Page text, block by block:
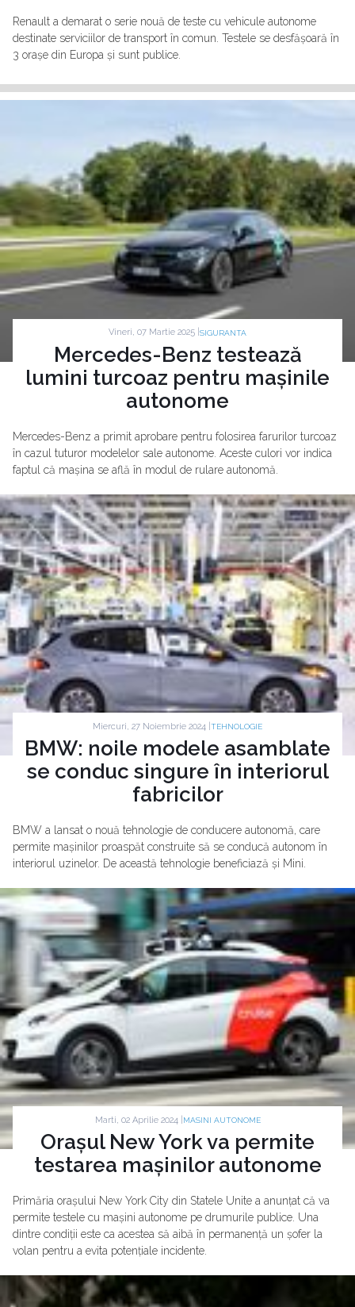
Renault a demarat o serie nouă de teste cu vehicule autonome
destinate serviciilor de transport în comun. Testele se desfășoară în
3 orașe din Europa și sunt publice.
Vineri, 07 Martie 2025 | SIGURANTA
Mercedes-Benz testează
lumini turcoaz pentru mașinile
autonome
Mercedes-Benz a primit aprobare pentru folosirea farurilor turcoaz
în cazul tuturor modelelor sale autonome. Aceste culori vor indica
faptul că mașina se află în modul de rulare autonomă.
Miercuri, 27 Noiembrie 2024 | TEHNOLOGIE
BMW: noile modele asamblate
se conduc singure în interiorul
fabricilor
BMW a lansat o nouă tehnologie de conducere autonomă, care
permite mașinilor proaspăt construite să se conducă autonom în
interiorul uzinelor. De această tehnologie beneficiază și Mini.
Marti, 02 Aprilie 2024 | MASINI AUTONOME
Orașul New York va permite
testarea mașinilor autonome
Primăria orașului New York City din Statele Unite a anunțat că va
permite testele cu mașini autonome pe drumurile publice. Una
dintre condiții este ca acestea să aibă în permanență un șofer la
volan pentru a evita potențiale incidente.